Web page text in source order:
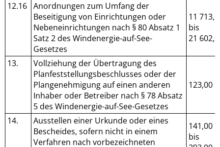
12.16
Anordnungen zum Umfang der
Beseitigung von Einrichtungen oder
Nebeneinrichtungen nach § 80 Absatz 1
Satz 2 des Windenergie-auf-See-
Gesetzes
11
bis
21
13.
Vollziehung der Übertragung des
Planfeststellungsbeschlusses oder der
Plangenehmigung auf einen anderen
Inhaber oder Betreiber nach § 78 Absatz
5 des Windenergie-auf-See-Gesetzes
123,00
14.
Ausstellen einer Urkunde oder eines
Bescheides, sofern nicht in einem
Verfahren nach vorbezeichneten
141,00
bis